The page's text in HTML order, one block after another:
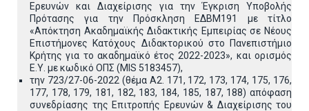
Ερευνών και Διαχείρισης για την Έγκριση Υποβολής
Πρότασης για την Πρόσκληση ΕΔΒΜ191 με τίτλο
«Απόκτηση Ακαδημαϊκής Διδακτικής Εμπειρίας σε Νέους
Επιστήμονες Κατόχους Διδακτορικού στο Πανεπιστήμιο
Κρήτης για το ακαδημαϊκό έτος 2022-2023», και ορισμός
Ε.Υ. με κωδικό ΟΠΣ (MIS 5183457),
την 723/27-06-2022 (θέμα Α2. 171, 172, 173, 174, 175, 176,
177, 178, 179, 181, 182, 183, 184, 185, 187, 188) απόφαση
συνεδρίασης της Επιτροπής Ερευνών & Διαχείρισης του